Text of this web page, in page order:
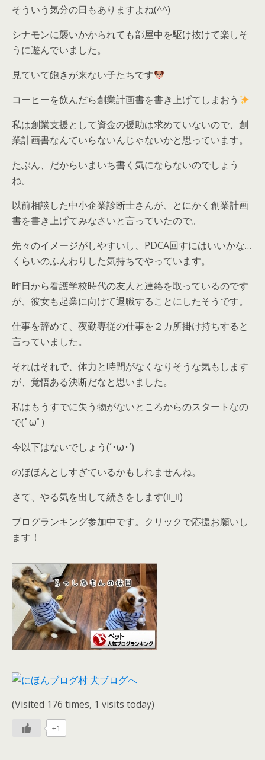
そういう気分の日もありますよね(^^)
シナモンに襲いかかられても部屋中を駆け抜けて楽しそ
うに遊んでいました。
見ていて飽きが来ない子たちです
コーヒーを飲んだら創業計画書を書き上げてしまおう
私は創業支援として資金の援助は求めていないので、創
業計画書なんていらないんじゃないかと思っています。
たぶん、だからいまいち書く気にならないのでしょう
ね。
以前相談した中小企業診断士さんが、とにかく創業計画
書を書き上げてみなさいと言っていたので。
先々のイメージがしやすいし、PDCA回すにはいいかな…
くらいのふんわりした気持ちでやっています。
昨日から看護学校時代の友人と連絡を取っているのです
が、彼女も起業に向けて退職することにしたそうです。
仕事を辞めて、夜勤専従の仕事を２カ所掛け持ちすると
言っていました。
それはそれで、体力と時間がなくなりそうな気もします
が、覚悟ある決断だなと思いました。
私はもうすでに失う物がないところからのスタートなの
で(ﾟωﾟ)
今以下はないでしょう(´･ω･`)
のほほんとしすぎているかもしれませんね。
さて、やる気を出して続きをします(ﾛ_ﾛ)ゞ
ブログランキング参加中です。クリックで応援お願いし
ます！
(Visited 176 times, 1 visits today)
+1